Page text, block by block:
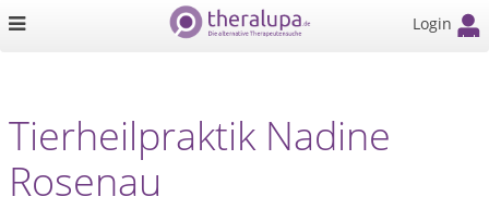
Login
Tierheilpraktik Nadine
Rosenau